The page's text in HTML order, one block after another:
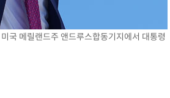
국 메릴랜드주 앤드루스합동기지에서 대통령